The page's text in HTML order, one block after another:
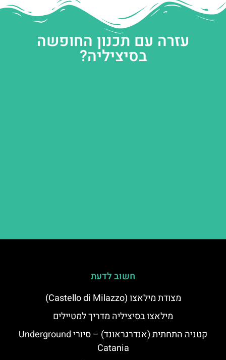
עזרה עם תכנון החופשה
בסיציליה?
חשוב לדעת
מצודת מילאצו (Castello di Milazzo)
מילאצו בסיציליה מדריך למטיילים
קטניה התחתית (אנדרגראונד) – סיורי Underground
Catania